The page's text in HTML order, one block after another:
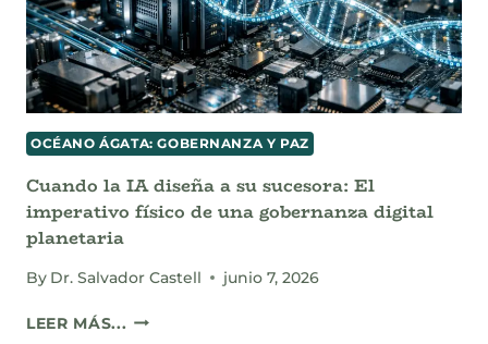
LA
EXTINCIÓN
REAL
OCÉANO ÁGATA: GOBERNANZA Y PAZ
Cuando la IA diseña a su sucesora: El
imperativo físico de una gobernanza digital
planetaria
By Dr. Salvador Castell junio 7, 2026
LEER MÁS... CUANDO